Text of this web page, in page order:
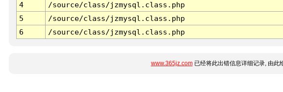
4
/source/class/jzmysql.class.php
5
/source/class/jzmysql.class.php
6
/source/class/jzmysql.class.php
www.365jz.com已经将此出错信息详细记录, 由此